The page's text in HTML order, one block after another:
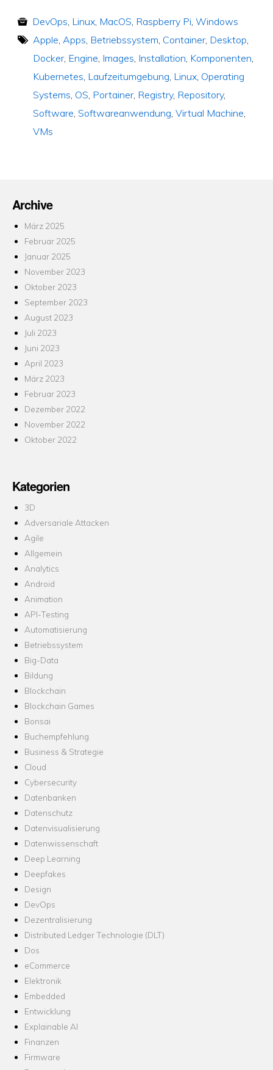
DevOps Linux, MacOS Raspberry Pi Windows
Apple Apps Betriebssystem Container, Desktop
Docker, Engine Images Installation Komponenten
Kubernetes Laufzeitumgebung Linux, Operating
Systems OS Portainer, Registry, Repository,
Software Softwareanwendung Virtual Machine
VMs
Archive
März 2025
Februar 2025
Januar 2025
November 2023
Oktober 2023
September 2023
August 2023
Juli 2023
Juni 2023
April 2023
März 2023
Februar 2023
Dezember 2022
November 2022
Oktober 2022
Kategorien
3D
Adversariale Attacken
Agile
Allgemein
Analytics
Android
Animation
API-Testing
Automatisierung
Betriebssystem
Big-Data
Bildung
Blockchain
Blockchain Games
Bonsai
Buchempfehlung
Business & Strategie
Cloud
Cybersecurity
Datenbanken
Datenschutz
Datenvisualisierung
Datenwissenschaft
Deep Learning
Deepfakes
Design
DevOps
Dezentralisierung
Distributed Ledger Technologie (DLT)
Dos
eCommerce
Elektronik
Embedded
Entwicklung
Explainable AI
Finanzen
Firmware